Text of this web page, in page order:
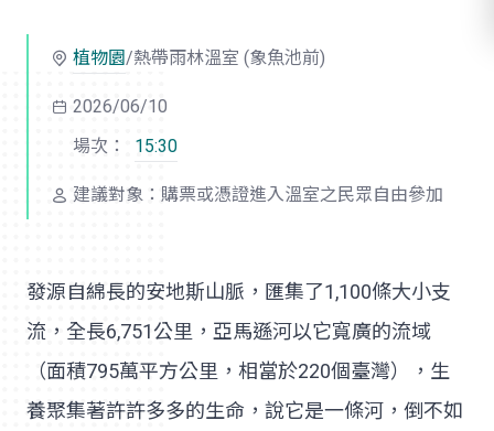
植物園/熱帶雨林溫室 (象魚池前)
2026/06/10
場次：
15:30
建議對象：購票或憑證進入溫室之民眾自由參加
發源自綿長的安地斯山脈，匯集了1,100條大小支
流，全長6,751公里，亞馬遜河以它寬廣的流域
（面積795萬平方公里，相當於220個臺灣），生
養聚集著許許多多的生命，說它是一條河，倒不如